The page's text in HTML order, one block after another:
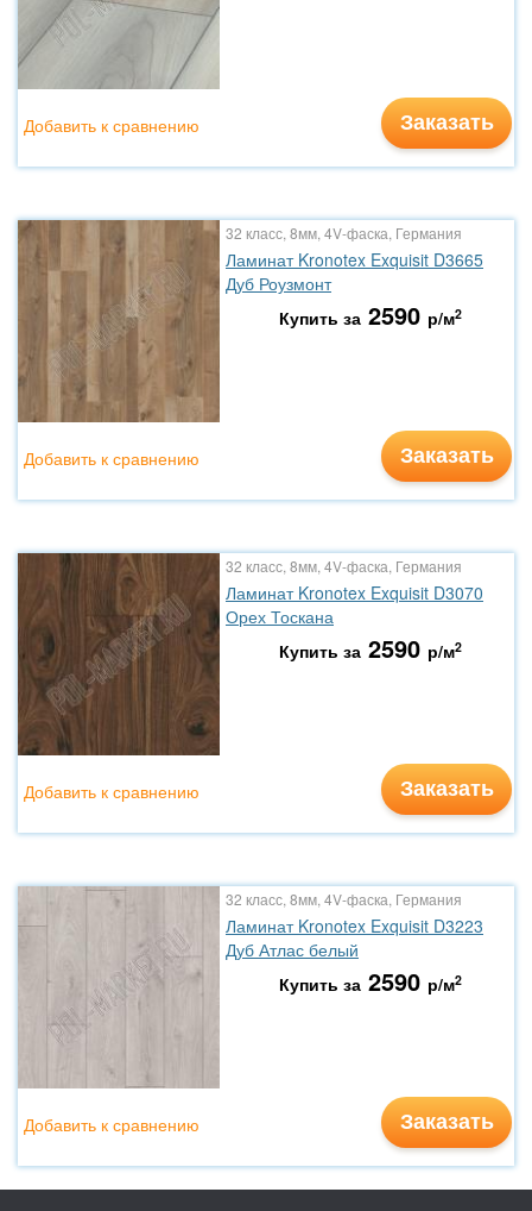
Заказать
Добавить к сравнению
32 класс, 8мм, 4V-фаска, Германия
Ламинат Kronotex Exquisit D3665
Дуб Роузмонт
Купить за 2590 р/м2
Заказать
Добавить к сравнению
32 класс, 8мм, 4V-фаска, Германия
Ламинат Kronotex Exquisit D3070
Орех Тоскана
Купить за 2590 р/м2
Заказать
Добавить к сравнению
32 класс, 8мм, 4V-фаска, Германия
Ламинат Kronotex Exquisit D3223
Дуб Атлас белый
Купить за 2590 р/м2
Заказать
Добавить к сравнению